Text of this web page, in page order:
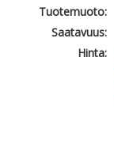
Tuotemuoto:
Saatavuus:
Hinta: